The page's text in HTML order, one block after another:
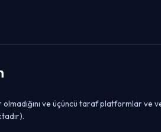
ve üçüncü taraf platformlar ve